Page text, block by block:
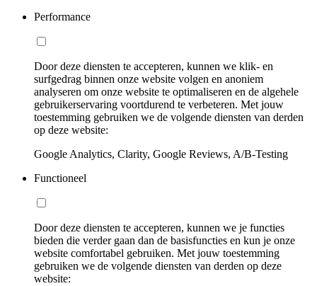
Performance
Door deze diensten te accepteren, kunnen we klik- en
surfgedrag binnen onze website volgen en anoniem
analyseren om onze website te optimaliseren en de algehele
gebruikerservaring voortdurend te verbeteren. Met jouw
toestemming gebruiken we de volgende diensten van derden
op deze website:
Google Analytics, Clarity, Google Reviews, A/B-Testing
Functioneel
Door deze diensten te accepteren, kunnen we je functies
bieden die verder gaan dan de basisfuncties en kun je onze
website comfortabel gebruiken. Met jouw toestemming
gebruiken we de volgende diensten van derden op deze
website: